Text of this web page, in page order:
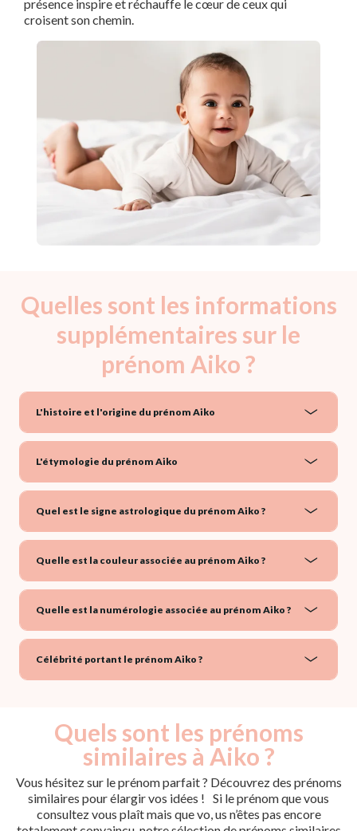
présence inspire et réchauffe le cœur de ceux qui
croisent son chemin.
Quelles sont les informations
supplémentaires sur le
prénom Aiko ?
L'histoire et l'origine du prénom Aiko
L'étymologie du prénom Aiko
Quel est le signe astrologique du prénom Aiko ?
Quelle est la couleur associée au prénom Aiko ?
Quelle est la numérologie associée au prénom Aiko ?
Célébrité portant le prénom Aiko ?
Quels sont les prénoms
similaires à Aiko ?
Vous hésitez sur le prénom parfait ? Découvrez des prénoms
similaires pour élargir vos idées ! Si le prénom que vous
consultez vous plaît mais que vo, us n’êtes pas encore